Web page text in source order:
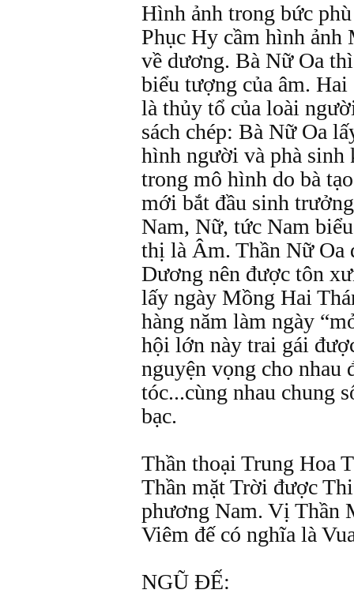
Hình ảnh trong bức
Phục Hy cầm hình
về dương. Bà Nữ Oa
biểu tượng của âm.
là thủy tổ của loài
sách chép: Bà Nữ Oa
hình người và phà sinh
trong mô hình do bà
mới bắt đầu sinh
Nam, Nữ, tức Nam
thị là Âm. Thần Nữ Oa
Dương nên được tôn
lấy ngày Mồng Hai
hàng năm làm ngày
hội lớn này trai gái
nguyện vọng cho nhau
tóc...cùng nhau chung
bạc.
Thần thoại Trung Hoa
Thần mặt Trời được
phương Nam. Vị Thần
Viêm đế có nghĩa là
NGŨ ĐẾ: